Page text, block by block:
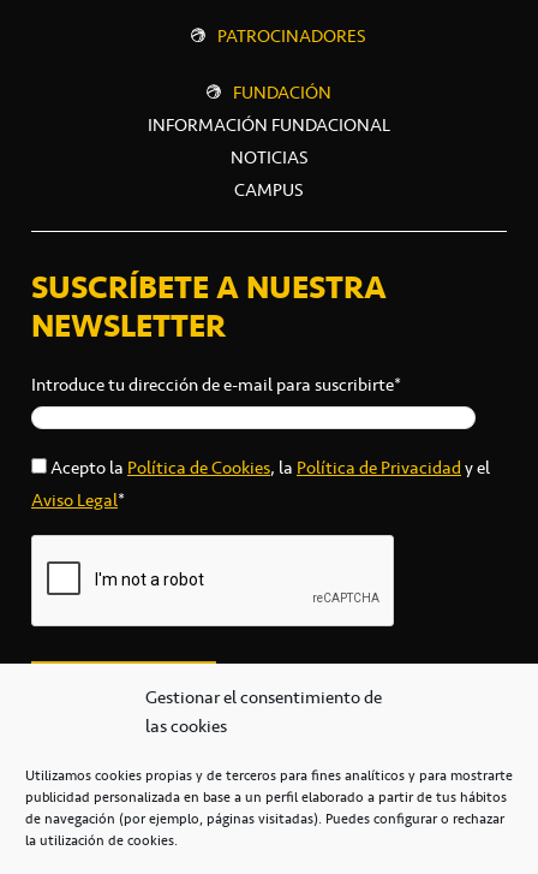
Gestionar el consentimiento de
las cookies
Utilizamos cookies propias y de terceros para fines analíticos y para mostrarte
publicidad personalizada en base a un perfil elaborado a partir de tus hábitos
de navegación (por ejemplo, páginas visitadas). Puedes configurar o rechazar
la utilización de cookies.
PATROCINADORES
FUNDACIÓN
INFORMACIÓN FUNDACIONAL
NOTICIAS
CAMPUS
SUSCRÍBETE A NUESTRA
NEWSLETTER
Introduce tu dirección de e-mail para suscribirte*
Acepto laPolítica de Cookies, laPolítica de Privacidady el
Aviso Legal*
secretaria@cbcanarias.es
+34 922 253 684